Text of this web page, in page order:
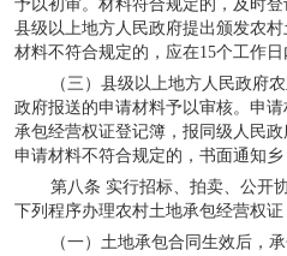
予以初审。材料符合规定的，及时
县级以上地方人民政府提出颁发农
材料不符合规定的，应在15个工作日
（三）县级以上地方人民政府
政府报送的申请材料予以审核。申
承包经营权证登记簿，报同级人民
申请材料不符合规定的，书面通知乡
第八条 实行招标、拍卖、公开
下列程序办理农村土地承包经营权证
（一）土地承包合同生效后，